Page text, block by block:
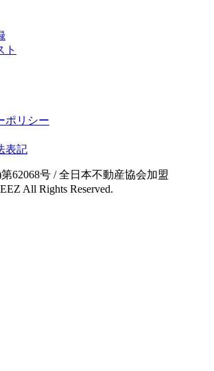
ト
ポリシー
表記
62068号 / 全日本不動産協会加盟
All Rights Reserved.